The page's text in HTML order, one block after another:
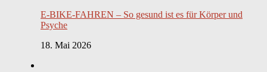
E-BIKE-FAHREN – So gesund ist es für Körper und
Psyche
18. Mai 2026